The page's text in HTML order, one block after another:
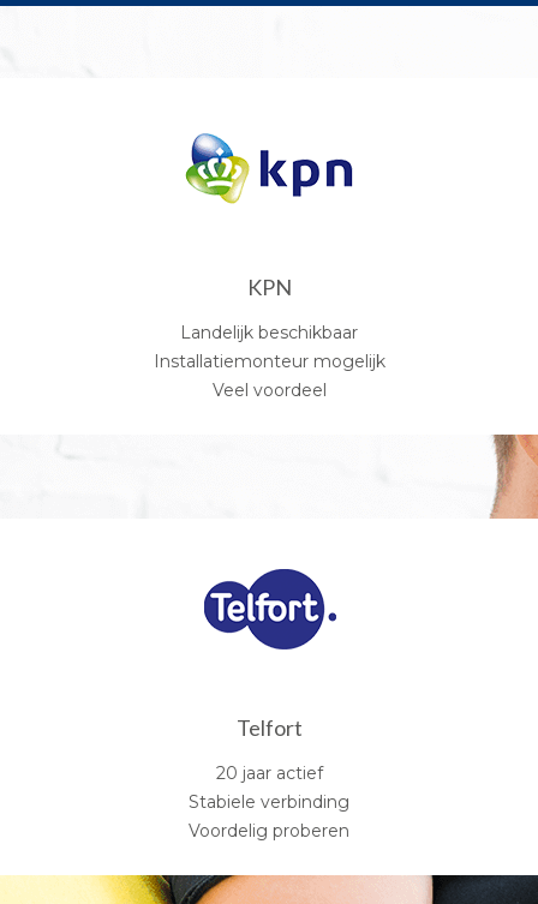
KPN
Landelijk beschikbaar
Installatiemonteur mogelijk
Veel voordeel
Telfort
20 jaar actief
Stabiele verbinding
Voordelig proberen